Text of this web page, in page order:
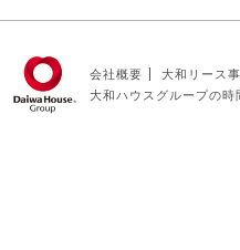
会社概要 大和リース
大和ハウスグループの